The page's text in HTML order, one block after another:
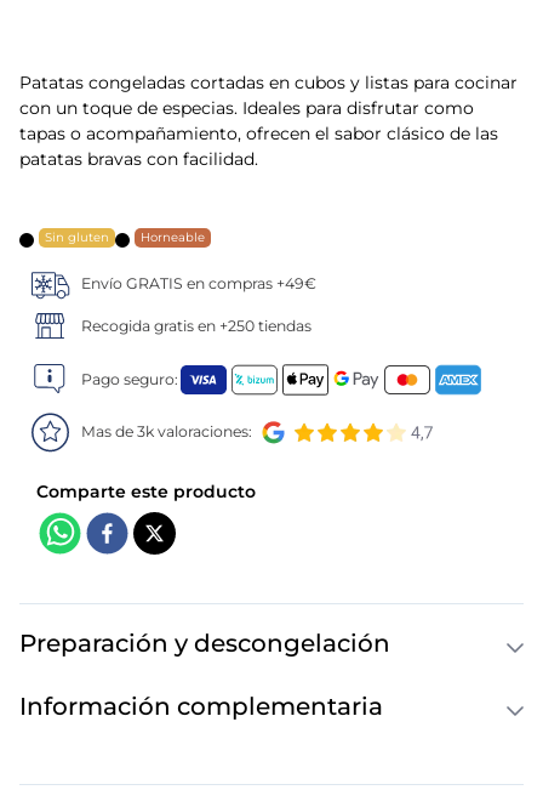
Patatas congeladas cortadas en cubos y listas para cocinar
con un toque de especias. Ideales para disfrutar como
tapas o acompañamiento, ofrecen el sabor clásico de las
patatas bravas con facilidad.
Sin gluten Horneable
Envío GRATIS en compras +49€
Recogida gratis en +250 tiendas
Pago seguro:
Mas de 3k valoraciones:
Preparación y descongelación
Información complementaria
6. croquetas
8 listísimos
. gambon
10. pollo